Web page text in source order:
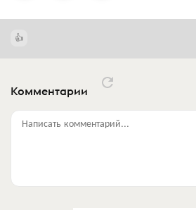
Комментарии
Написать комментарий...